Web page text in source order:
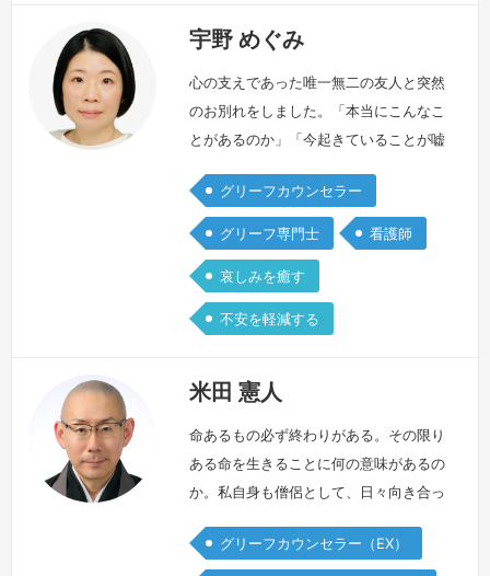
宇野 めぐみ
心の支えであった唯一無二の友人と突然
のお別れをしました。「本当にこんなこ
とがあるのか」「今起きていることが嘘
なくて友達なの、、、」信じることがで
きず、ずっと私の心は大きな穴がぽっか
りと開いたままで、感情や生きている感
覚を失い、周りの幸せそうな姿を見ると
全てが敵に見るほど孤独のなかでいるよ
うでした。友人が亡くなった哀しみに蓋
と向…
続きを見る »
グリーフカウンセラー
グリーフ専門士 看護師
哀しみを癒す
不安を軽減する
米田 憲人
命あるもの必ず終わりがある。その限り
ある命を生きることに何の意味があるの
か。私自身も僧侶として、日々向き合っ
自死を選びました。末期がんで闘病生活
グリーフカウンセラー（EX）